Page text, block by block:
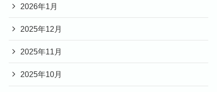
2026年1月
2025年12月
2025年11月
2025年10月